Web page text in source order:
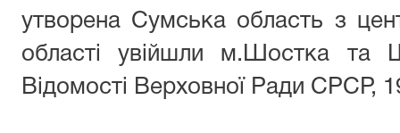
утворена Сумська область з
області увійшли м.Шостка та
Відомості Верховної Ради СРСР,